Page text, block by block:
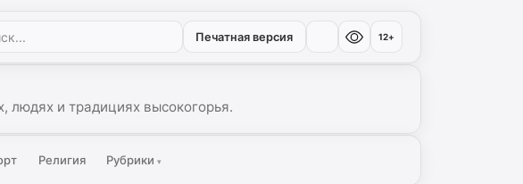
Печатная версия 12+
людях и традициях высокогорья.
Религия Рубрики▾